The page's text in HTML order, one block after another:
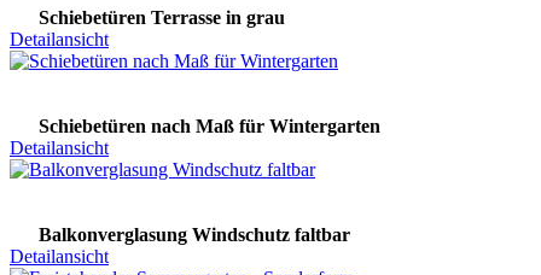
Schiebetüren Terrasse in grau
Detailansicht
Schiebetüren nach Maß für Wintergarten
Detailansicht
Balkonverglasung Windschutz faltbar
Detailansicht